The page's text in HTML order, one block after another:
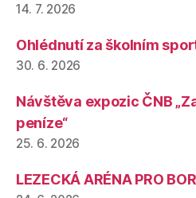
14. 7. 2026
Ohlédnutí za školním
30. 6. 2026
Návštěva expozic ČNB
peníze“
25. 6. 2026
LEZECKÁ ARÉNA PRO